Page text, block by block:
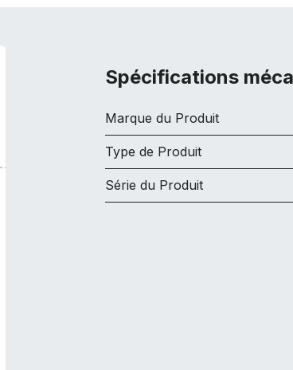
Spécifications
Marque du Produit
Type de Produit
Série du Produit